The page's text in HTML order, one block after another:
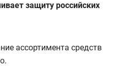
защиту российских
ассортимента средств